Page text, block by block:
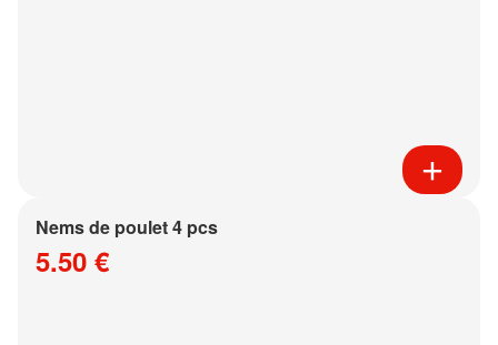
Nems de poulet 4 pcs
5.50 €